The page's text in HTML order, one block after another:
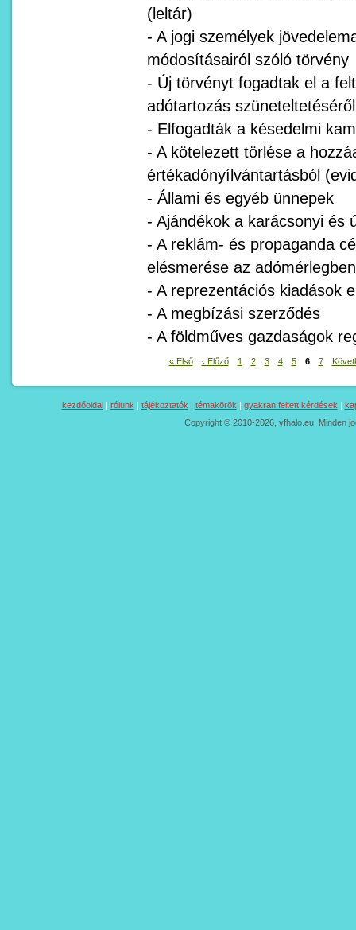
(leltár)
- A jogi személyek
módosításairól szóló törvény
- Új törvényt fogadtak el a
adótartozás szüneteltetéséről
- Elfogadták a késedelmi
- A kötelezett törlése a
értékadónyílvántartásból
- Állami és egyéb ünnepek
- Ajándékok a karácsonyi és
- A reklám- és propaganda
elésmerése az adómérlegben
- A reprezentációs kiadások
- A megbízási szerződés
- A földműves gazdaságok
« Első ‹ Előző 1 2 3 4 5 6 7
kezdőoldal| rólunk | tájékoztatók | témakörök | gyakran feltett kérdések |
Copyright © 2010-2026, vfhalo.eu. Minden